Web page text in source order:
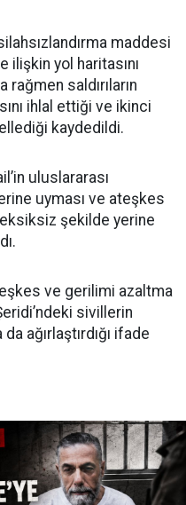
maddesi
ilişkin yol haritasını
rağmen saldırıların
ihlal ettiği ve ikinci
kaydedildi.
uluslararası
uyması ve ateşkes
şekilde yerine
ve gerilimi azaltma
sivillerin
da ağırlaştırdığı ifade